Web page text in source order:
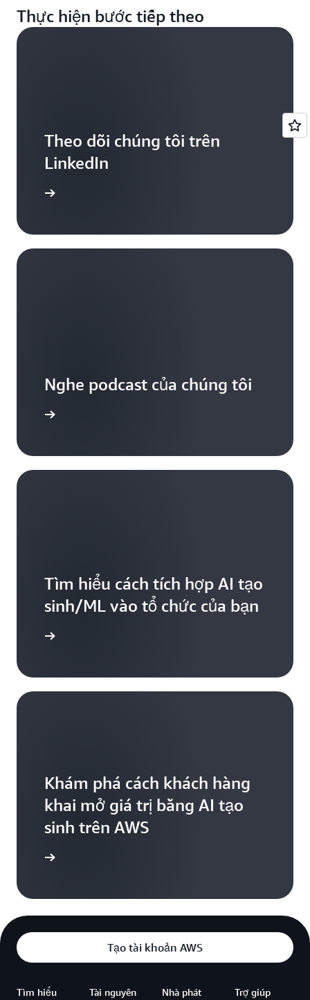
Thực hiện bước tiếp theo
Theo dõi chúng tôi trên
LinkedIn
Nghe podcast của chúng tôi
Tìm hiểu cách tích hợp AI tạo
sinh/ML vào tổ chức của bạn
Khám phá cách khách hàng
khai mở giá trị bằng AI tạo
sinh trên AWS
Tạo tài khoản AWS
Tìm hiểu Tài nguyên
Nhà phát
Trợ giúp